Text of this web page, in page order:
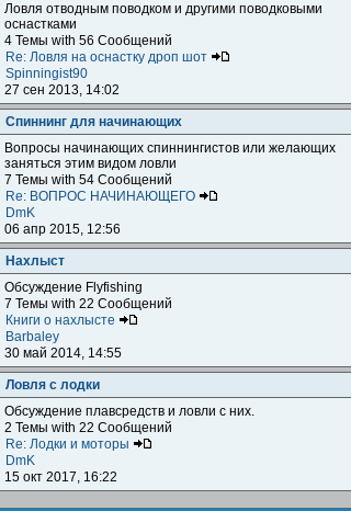
Ловля отводным поводком и другими поводковыми
оснастками
4 Темы with 56 Сообщений
Re: Ловля на оснастку дроп шот
Spinningist90
27 сен 2013, 14:02
Спиннинг для начинающих
Вопросы начинающих спиннингистов или желающих
заняться этим видом ловли
7 Темы with 54 Сообщений
Re: ВОПРОС НАЧИНАЮЩЕГО
DmK
06 апр 2015, 12:56
Нахлыст
Обсуждение Flyfishing
7 Темы with 22 Сообщений
Книги о нахлысте
Barbaley
30 май 2014, 14:55
Ловля с лодки
Обсуждение плавсредств и ловли с них.
2 Темы with 22 Сообщений
Re: Лодки и моторы
DmK
15 окт 2017, 16:22